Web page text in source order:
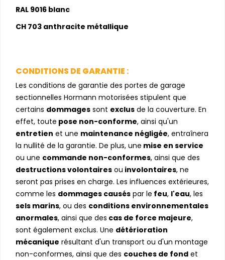
RAL 9016 blanc
CH 703 anthracite métallique
CONDITIONS DE GARANTIE :
Les conditions de garantie des portes de garage
sectionnelles Hormann motorisées stipulent que
certains dommages sont exclus de la couverture. En
effet, toute pose non-conforme, ainsi qu'un
entretien et une maintenance négligée, entraînera
la nullité de la garantie. De plus, une mise en service
ou une commande non-conformes, ainsi que des
destructions volontaires ou involontaires, ne
seront pas prises en charge. Les influences extérieures,
comme les dommages causés par le feu, l'eau, les
sels marins, ou des conditions environnementales
anormales, ainsi que des cas de force majeure,
sont également exclus. Une détérioration
mécanique résultant d'un transport ou d'un montage
non-conformes, ainsi que des couches de fond et